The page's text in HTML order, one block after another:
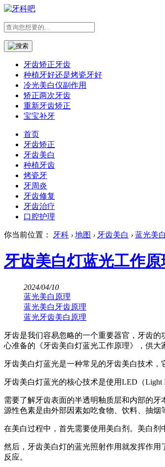
牙齿矫正牙齿
种植牙好还是烤瓷牙好
冷光美白仪副作用
矫正两次牙齿
重新牙齿矫正
宝宝补牙
首页
牙齿矫正
牙齿美白
种植牙齿
烤瓷牙
牙周炎
牙齿修复
牙齿治疗
口腔护理
你当前位置： 牙科 › 地图 › 牙齿美白 › 蓝光美
牙齿美白灯蓝光工作原
2024/04/10
蓝光美白原理
蓝光美白牙齿原理
蓝光牙齿美白原理
牙齿是我们容易忽略的一个重要器官，牙齿
心准备的《牙齿美白灯蓝光工作原理》，供大
牙齿美白灯蓝光是一种常见的牙齿美白技术
牙齿美白灯蓝光的核心技术是使用LED（
需要了解牙齿表面的半透明釉质层和内部的
源性色素是由外部因素如吃食物、饮料、抽烟
在美白过程中，首先需要使用美白剂。美白剂
然后，牙齿美白灯的蓝光照射作用就发挥作
反应。